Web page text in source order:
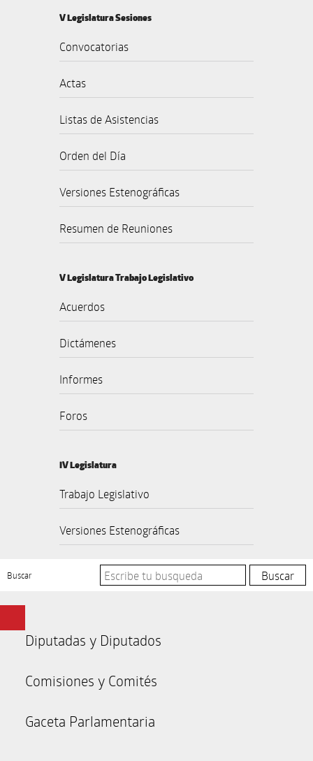
V Legislatura Sesiones
Convocatorias
Actas
Listas de Asistencias
Orden del Día
Versiones Estenográficas
Resumen de Reuniones
V Legislatura Trabajo Legislativo
Acuerdos
Dictámenes
Informes
Foros
IV Legislatura
Trabajo Legislativo
Versiones Estenográficas
Buscar
Diputadas y Diputados
Comisiones y Comités
Gaceta Parlamentaria